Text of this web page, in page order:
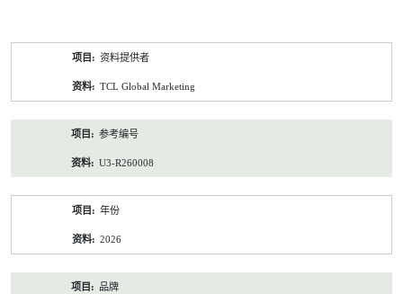
资料提供者
TCL Global Marketing
参考编号
U3-R260008
年份
2026
品牌